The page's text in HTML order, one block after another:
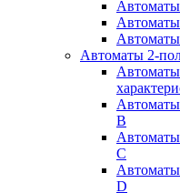
Автоматы 2-
B
C
D